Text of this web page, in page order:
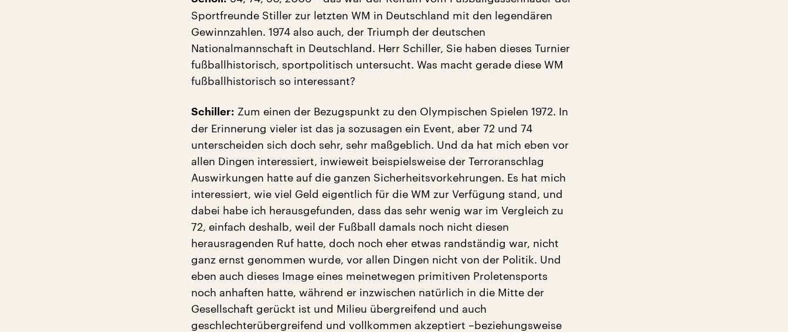
Sportfreunde Stiller zur letzten WM in Deutschland mit den legendären
Gewinnzahlen. 1974 also auch, der Triumph der deutschen
Nationalmannschaft in Deutschland. Herr Schiller, Sie haben dieses Turnier
fußballhistorisch, sportpolitisch untersucht. Was macht gerade diese WM
fußballhistorisch so interessant?
Schiller: Zum einen der Bezugspunkt zu den Olympischen Spielen 1972. In
der Erinnerung vieler ist das ja sozusagen ein Event, aber 72 und 74
unterscheiden sich doch sehr, sehr maßgeblich. Und da hat mich eben vor
allen Dingen interessiert, inwieweit beispielsweise der Terroranschlag
Auswirkungen hatte auf die ganzen Sicherheitsvorkehrungen. Es hat mich
interessiert, wie viel Geld eigentlich für die WM zur Verfügung stand, und
dabei habe ich herausgefunden, dass das sehr wenig war im Vergleich zu
72, einfach deshalb, weil der Fußball damals noch nicht diesen
herausragenden Ruf hatte, doch noch eher etwas randständig war, nicht
ganz ernst genommen wurde, vor allen Dingen nicht von der Politik. Und
eben auch dieses Image eines meinetwegen primitiven Proletensports
noch anhaften hatte, während er inzwischen natürlich in die Mitte der
Gesellschaft gerückt ist und Milieu übergreifend und auch
geschlechterübergreifend und vollkommen akzeptiert –beziehungsweise